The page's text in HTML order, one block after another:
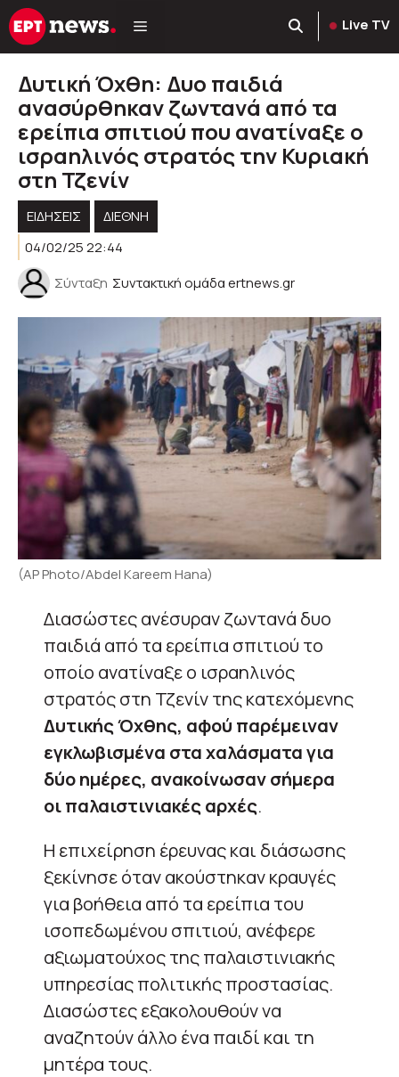
Μετάβαση
σε
Live TV
Δυτική Όχθη: Δυο παιδιά
ανασύρθηκαν ζωντανά από τα
ερείπια σπιτιού που ανατίναξε ο
ισραηλινός στρατός την Κυριακή
στη Τζενίν
ΕΙΔΗΣΕΙΣ
ΔΙΕΘΝΗ
04/02/25 22:44
Σύνταξη Συντακτική ομάδα ertnews.gr
(AP Photo/Abdel Kareem Hana)
Διασώστες ανέσυραν ζωντανά δυο
παιδιά από τα ερείπια σπιτιού το
οποίο ανατίναξε ο ισραηλινός
στρατός στη Τζενίν της κατεχόμενης
Δυτικής Όχθης, αφού παρέμειναν
εγκλωβισμένα στα χαλάσματα για
δύο ημέρες, ανακοίνωσαν σήμερα
οι παλαιστινιακές αρχές.
Η επιχείρηση έρευνας και διάσωσης
ξεκίνησε όταν ακούστηκαν κραυγές
για βοήθεια από τα ερείπια του
ισοπεδωμένου σπιτιού, ανέφερε
αξιωματούχος της παλαιστινιακής
υπηρεσίας πολιτικής προστασίας.
Διασώστες εξακολουθούν να
αναζητούν άλλο ένα παιδί και τη
μητέρα τους.